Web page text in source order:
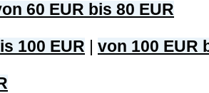
60 EUR bis 80 EUR
100 EUR von 100 EUR